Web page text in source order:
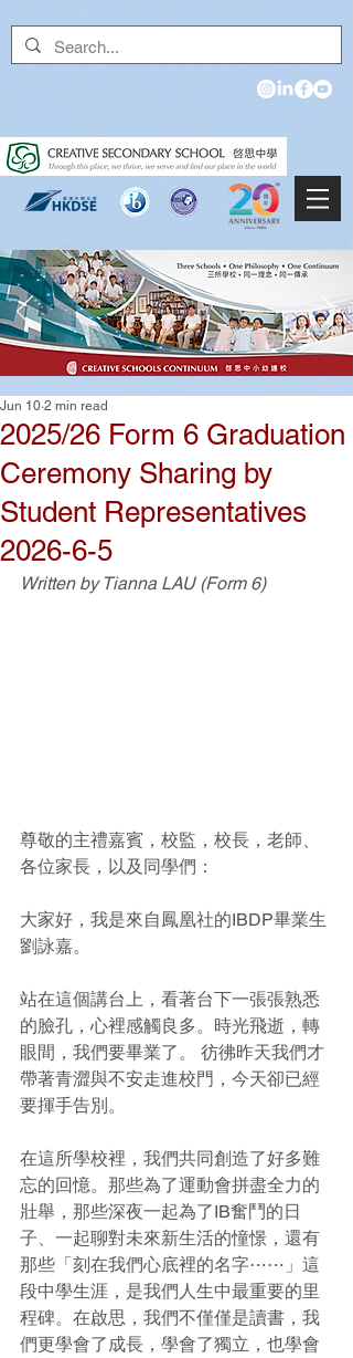
2025/26 Form 6 Graduation
Ceremony Sharing by
Student Representatives
2026-6-5
Jun 10 2 min read
Written by Tianna LAU (Form 6)
尊敬的主禮嘉賓，校監，校長，老師、
各位家長，以及同學們：
大家好，我是來自鳳凰社的IBDP畢業生
劉詠嘉。
站在這個講台上，看著台下一張張熟悉
的臉孔，心裡感觸良多。時光飛逝，轉
眼間，我們要畢業了。 彷彿昨天我們才
帶著青澀與不安走進校門，今天卻已經
要揮手告別。
在這所學校裡，我們共同創造了好多難
忘的回憶。那些為了運動會拼盡全力的
壯舉，那些深夜一起為了IB奮鬥的日
子、一起聊對未來新生活的憧憬，還有
那些「刻在我們心底裡的名字⋯⋯」這
段中學生涯，是我們人生中最重要的里
程碑。在啟思，我們不僅僅是讀書，我
們更學會了成長，學會了獨立，也學會